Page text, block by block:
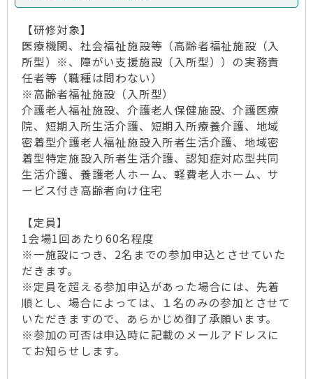
【研修対象】
医療機関、社会福祉施設等（高齢者福祉施設（入
所型）※、障がい支援施設（入所型））の実務責
任者等（職種は問わない）
※高齢者福祉施設（入所型）
介護老人福祉施設、介護老人保健施設、介護医療
院、短期入所生活介護、短期入所療養介護、地域
密着型介護老人福祉施設入所者生活介護、地域密
着型特定施設入所者生活介護、認知症対応型共同
生活介護、養護老人ホーム、軽費老人ホーム、サ
ービス付き高齢者向け住宅
【定員】
1会場1回あたり60名程度
※一施設につき、2名までの参加申込とさせていた
だきます。
※定員を超える参加申込があった場合には、先着
順とし、場合によっては、１名のみの参加とさせて
いただきますので、あらかじめ御了承願います。
※参加の可否は申込時に記載のメールアドレスに
てお知らせします。